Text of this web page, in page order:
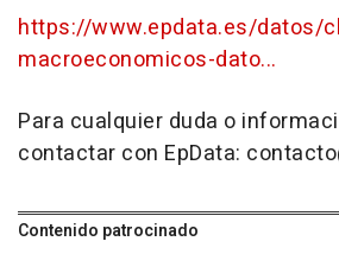
https://www.epdata.es/datos/
macroeconomicos-dato...
Para cualquier duda o
contactar con EpData:
Contenido patrocinado